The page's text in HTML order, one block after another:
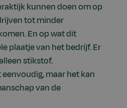
kunnen doen om op
tot minder
En op wat dit
plaatje van het bedrijf. Er
stikstof.
maar het kan
van de